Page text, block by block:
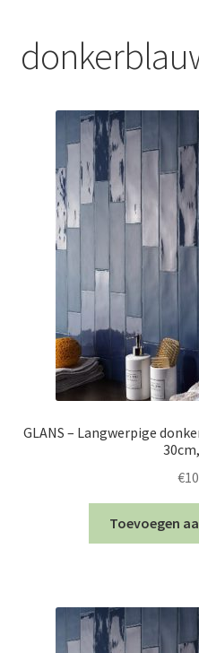
Contact
GLANS – Langwerpige
€
Toevoegen